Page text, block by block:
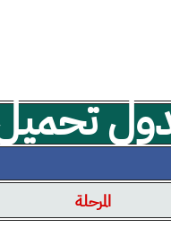
تحميل
المرحلة